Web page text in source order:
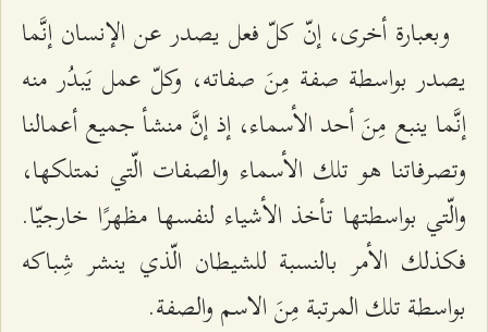
وبعبارة أخرى، إنّ كلّ فعل يصدر عن الإنسان إنَّما
يصدر بواسطة صفة مِنَ صفاته، وكلّ عمل يَبدُر منه
إنَّما ينبع مِنَ أحد الأسماء، إذ إنَّ منشأ جميع أعمالنا
وتصرفاتنا هو تلك الأسماء والصفات الّتي نمتلكها،
والّتي بواسطتها تأخذ الأشياء لنفسها مظهرًا خارجيّا.
فكذلك الأمر بالنسبة للشيطان الّذي ينشر شِباكه
بواسطة تلك المرتبة مِنَ الاسم والصفة.